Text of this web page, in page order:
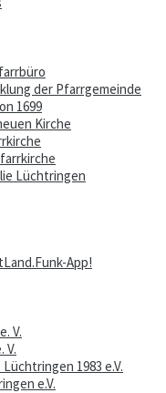
der Pfarrgemeinde
1699
Kirche
Lüchtringen
App!
V.
V.
1983 e.V.
e.V.